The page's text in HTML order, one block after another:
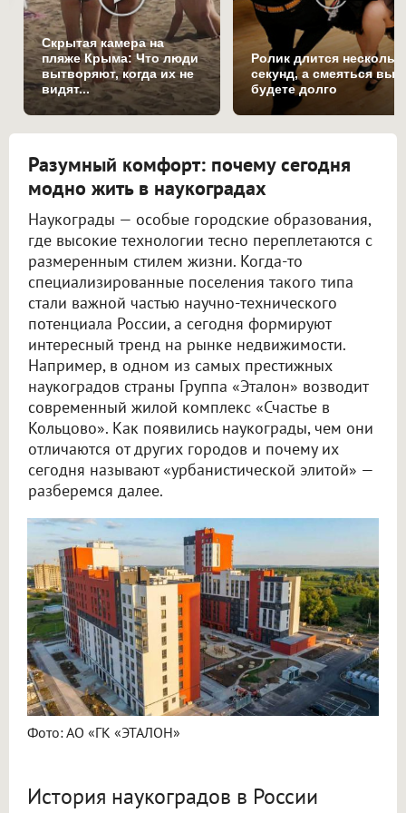
Скрытая камера на
пляже Крыма: Что люди
вытворяют, когда их не
видят...
Ролик длится
секунд, а смеяться вы
будете долго
Разумный комфорт: почему сегодня
модно жить в наукоградах
Наукограды — особые городские образования,
где высокие технологии тесно переплетаются с
размеренным стилем жизни. Когда-то
специализированные поселения такого типа
стали важной частью научно-технического
потенциала России, а сегодня формируют
интересный тренд на рынке недвижимости.
Например, в одном из самых престижных
наукоградов страны Группа «Эталон» возводит
современный жилой комплекс «Счастье в
Кольцово». Как появились наукограды, чем они
отличаются от других городов и почему их
сегодня называют «урбанистической элитой» —
разберемся далее.
Фото: АО «ГК «ЭТАЛОН»
История наукоградов в России